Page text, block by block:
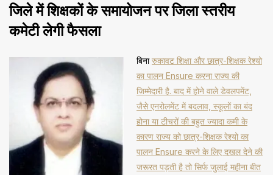
जिले में शिक्षकों के समायोजन पर जिला स्तरीय
कमेटी लेगी फैसला
बिनारुकावट शिक्षा और छात्र-शिक्षक रेश्यो
का पालन Ensure करना राज्य की
जिम्मेदारी है. बाद में होने वाले डेवलपमेंट,
जैसे एनरोलमेंट में बदलाव, स्कूलों का बंद
होना या टीचरों की बहुत ज्यादा कमी के
कारण राज्य को छात्र-शिक्षक रेश्यो का
पालन Ensure करने के लिए दखल देने की
जरूरत पड़ती है तो सिर्फ जुलाई महीना बीत